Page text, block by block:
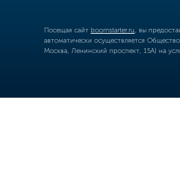
Посещая сайт boomstarter.ru , вы
автоматически осуществляется
Москва, Ленинский проспект, 15А) на